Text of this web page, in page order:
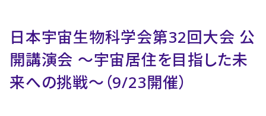
日本宇宙生物科学会第32回大会 公
開講演会 〜宇宙居住を目指した未
来への挑戦〜（9/23開催）